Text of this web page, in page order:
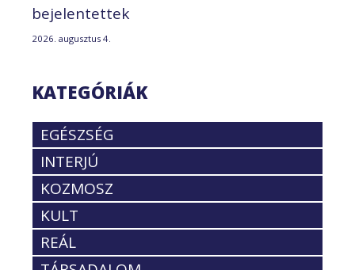
bejelentettek
2026. augusztus 4.
KATEGÓRIÁK
EGÉSZSÉG
INTERJÚ
KOZMOSZ
KULT
REÁL